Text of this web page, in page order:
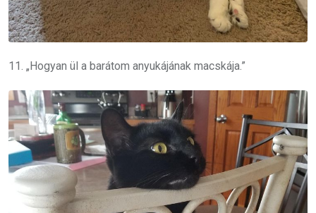
11. „Hogyan ül a barátom anyukájának macskája.”